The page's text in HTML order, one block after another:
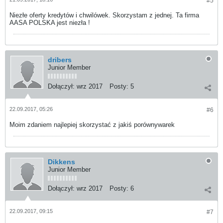
Niezłe oferty kredytów i chwilówek. Skorzystam z jednej. Ta firma
AASA POLSKA jest niezła !
dribers
Junior Member
Dołączył: wrz 2017 Posty: 5
#6
22.09.2017, 05:26
Moim zdaniem najlepiej skorzystać z jakiś porównywarek
Dikkens
Junior Member
Dołączył: wrz 2017 Posty: 6
#7
22.09.2017, 09:15